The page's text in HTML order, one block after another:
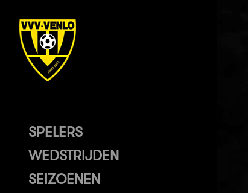
SPELERS
WEDSTRIJDEN
SEIZOENEN